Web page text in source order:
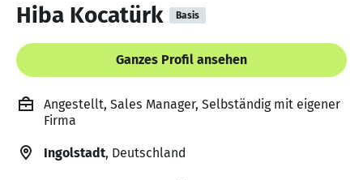
Hiba Kocatürk Basis
Ganzes Profil ansehen
Angestellt, Sales Manager, Selbständig mit eigener
Firma
Ingolstadt, Deutschland